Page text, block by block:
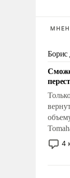
Борис
США
лет.
4